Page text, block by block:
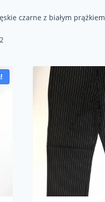
czarne z białym prążkiem